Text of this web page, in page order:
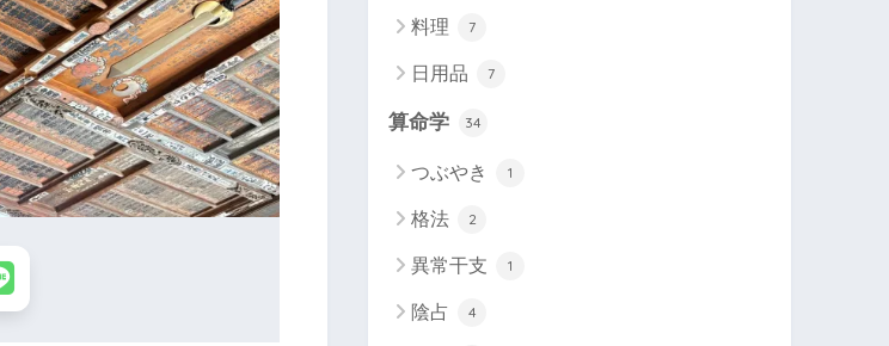
料理 7
日用品 7
算命学 34
つぶやき 1
格法 2
異常干支 1
陰占 4